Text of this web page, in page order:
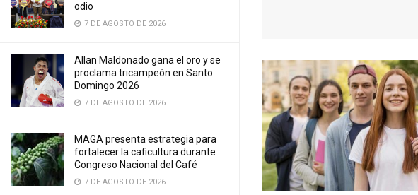
odio
7 DE AGOSTO DE 2026
Allan Maldonado gana el oro y se
proclama tricampeón en Santo
Domingo 2026
7 DE AGOSTO DE 2026
MAGA presenta estrategia para
fortalecer la caficultura durante
Congreso Nacional del Café
7 DE AGOSTO DE 2026